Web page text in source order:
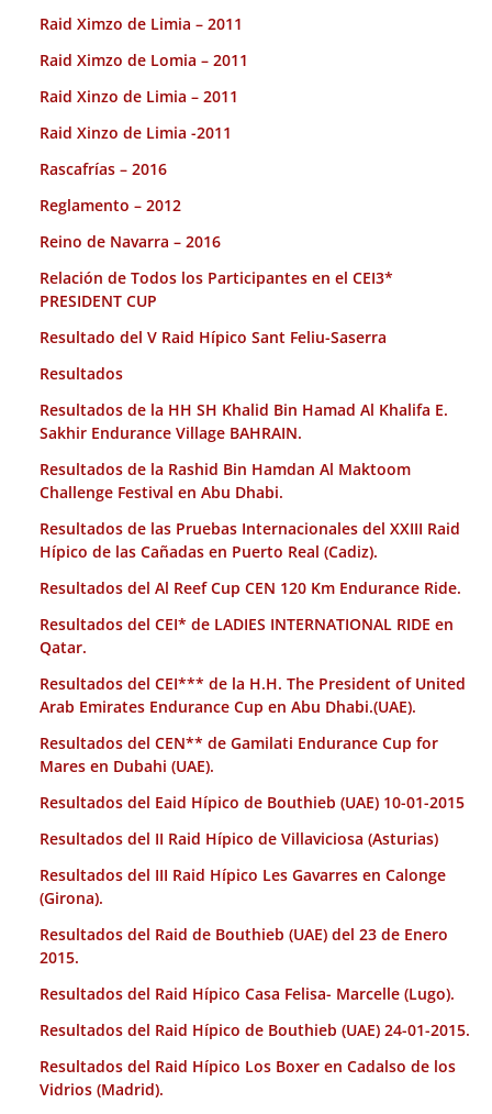
Raid Ximzo de Limia – 2011
Raid Ximzo de Lomia – 2011
Raid Xinzo de Limia – 2011
Raid Xinzo de Limia -2011
Rascafrías – 2016
Reglamento – 2012
Reino de Navarra – 2016
Relación de Todos los Participantes en el CEI3*
PRESIDENT CUP
Resultado del V Raid Hípico Sant Feliu-Saserra
Resultados
Resultados de la HH SH Khalid Bin Hamad Al Khalifa E.
Sakhir Endurance Village BAHRAIN.
Resultados de la Rashid Bin Hamdan Al Maktoom
Challenge Festival en Abu Dhabi.
Resultados de las Pruebas Internacionales del XXIII Raid
Hípico de las Cañadas en Puerto Real (Cadiz).
Resultados del Al Reef Cup CEN 120 Km Endurance Ride.
Resultados del CEI* de LADIES INTERNATIONAL RIDE en
Qatar.
Resultados del CEI*** de la H.H. The President of United
Arab Emirates Endurance Cup en Abu Dhabi.(UAE).
Resultados del CEN** de Gamilati Endurance Cup for
Mares en Dubahi (UAE).
Resultados del Eaid Hípico de Bouthieb (UAE) 10-01-2015
Resultados del II Raid Hípico de Villaviciosa (Asturias)
Resultados del III Raid Hípico Les Gavarres en Calonge
(Girona).
Resultados del Raid de Bouthieb (UAE) del 23 de Enero
2015.
Resultados del Raid Hípico Casa Felisa- Marcelle (Lugo).
Resultados del Raid Hípico de Bouthieb (UAE) 24-01-2015.
Resultados del Raid Hípico Los Boxer en Cadalso de los
Vidrios (Madrid).